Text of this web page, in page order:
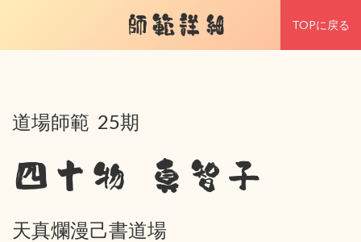
師範詳細 TOPに戻る
道場師範 25期
四十物 真智子
天真爛漫己書道場